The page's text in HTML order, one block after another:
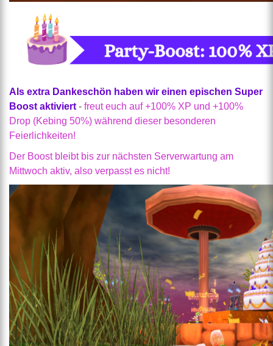
Als extra Dankeschön haben wir einen epischen Super
Boost aktiviert - freut euch auf +100% XP und +100%
Drop (Kebing 50%) während dieser besonderen
Feierlichkeiten!
Der Boost bleibt bis zur nächsten Serverwartung am
Mittwoch aktiv, also verpasst es nicht!